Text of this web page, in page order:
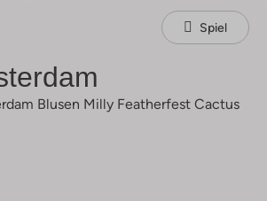
Spiel
Blusen Milly Featherfest Cactus